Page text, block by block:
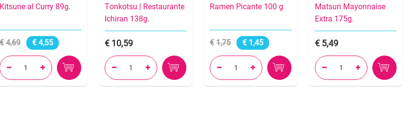
Kitsune al Curry 89g.
4,69 4,55
 
Tonkotsu | Restaurante
Ichiran 138g.
10,59
 
Ramen Picante 100 g
1,75 1,45
 
Matsuri Mayonnaise
Extra 175g.
5,49
 